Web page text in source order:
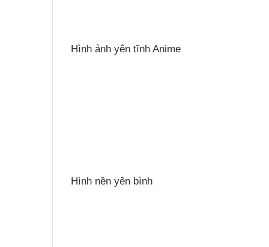
Hình ảnh yên tĩnh Anime
Hình nền yên bình